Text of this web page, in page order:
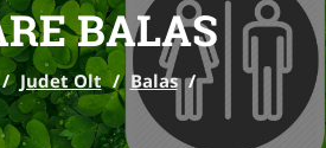
BALAS
Judet Olt / Balas /